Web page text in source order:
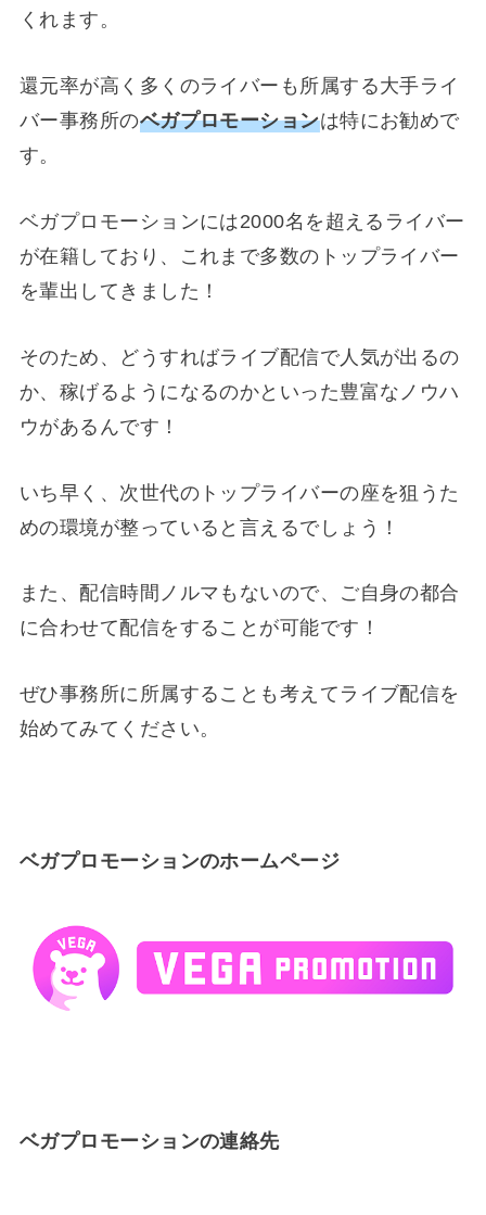
くれます。
還元率が高く多くのライバーも所属する大手ライ
バー事務所のベガプロモーションは特にお勧めで
す。
ベガプロモーションには2000名を超えるライバー
が在籍しており、これまで多数のトップライバー
を輩出してきました！
そのため、どうすればライブ配信で人気が出るの
か、稼げるようになるのかといった豊富なノウハ
ウがあるんです！
いち早く、次世代のトップライバーの座を狙うた
めの環境が整っていると言えるでしょう！
また、配信時間ノルマもないので、ご自身の都合
に合わせて配信をすることが可能です！
ぜひ事務所に所属することも考えてライブ配信を
始めてみてください。
ベガプロモーションのホームページ
ベガプロモーションの連絡先